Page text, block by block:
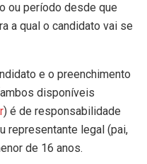
ou período desde que
a qual o candidato vai se
e o preenchimento
disponíveis
) é de responsabilidade
representante legal (pai,
de 16 anos.